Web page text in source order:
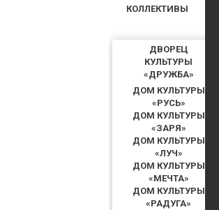
ДВОРЕЦ
КУЛЬТУРЫ
«ДРУЖБА»
ДОМ КУЛЬТУРЫ
«РУСЬ»
ДОМ КУЛЬТУРЫ
«ЗАРЯ»
ДОМ КУЛЬТУРЫ
«ЛУЧ»
ДОМ КУЛЬТУРЫ
«МЕЧТА»
ДОМ КУЛЬТУРЫ
«РАДУГА»
КОЛЛЕКТИВЫ